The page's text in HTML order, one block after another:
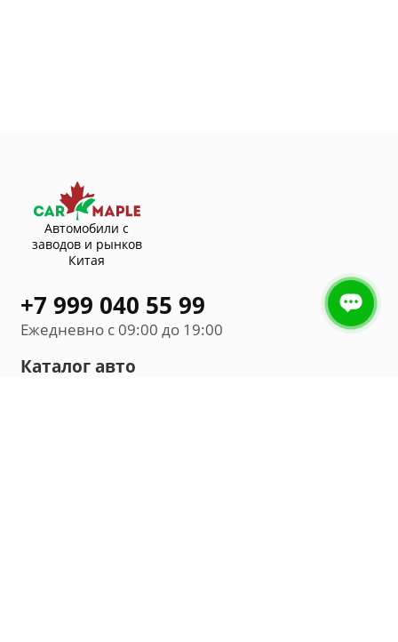
Автомобили с
заводов и рынков
Китая
+7 999 040 55 99
Ежедневно с 09:00 до 19:00
Каталог авто